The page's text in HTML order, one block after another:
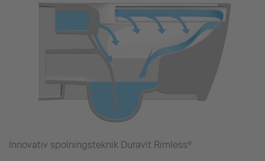
Innovativ spolningsteknik Duravit Rimless®